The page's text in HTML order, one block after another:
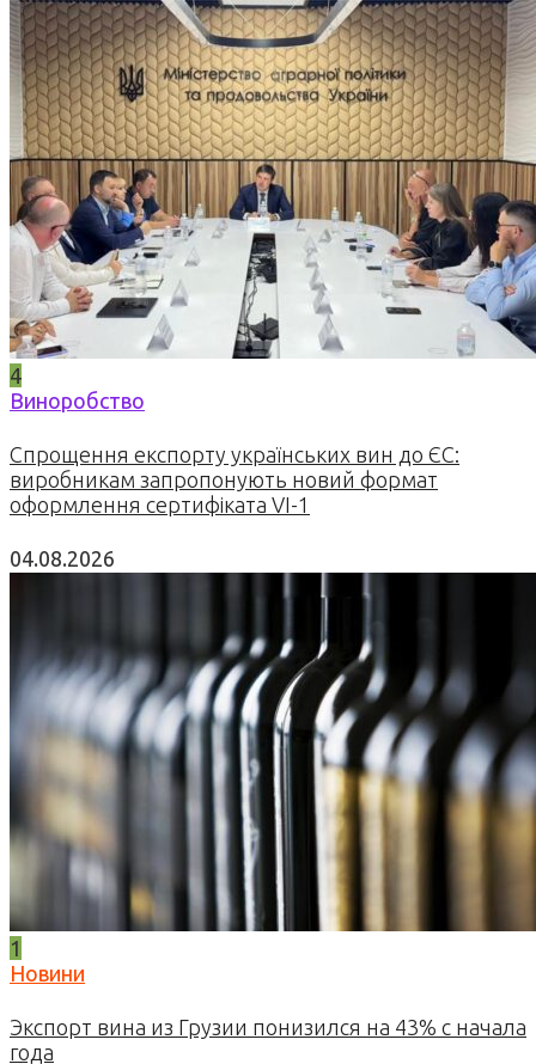
4
Виноробство
Спрощення експорту українських вин до ЄС:
виробникам запропонують новий формат
оформлення сертифіката VI-1
04.08.2026
1
Новини
Экспорт вина из Грузии понизился на 43% с начала
года